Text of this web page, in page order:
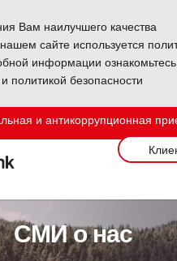
Вам наилучшего качества
сайте используется
информации
политикой безопасности
и антикоррупционная
СМИ о нас